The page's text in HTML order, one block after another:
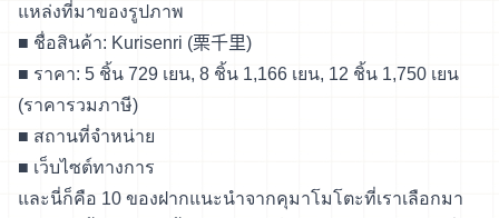
แหล่งที่มาของรูปภาพ
■ ชื่อสินค้า: Kurisenri (栗千里)
■ ราคา: 5 ชิ้น 729 เยน, 8 ชิ้น 1,166 เยน, 12 ชิ้น 1,750 เยน
(ราคารวมภาษี)
■ สถานที่จำหน่าย
■ เว็บไซต์ทางการ
และนี่ก็คือ 10 ของฝากแนะนำจากคุมาโมโตะที่เราเลือกมา